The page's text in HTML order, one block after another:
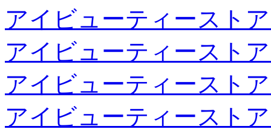
アイビューティースト
アイビューティースト
アイビューティースト
アイビューティースト